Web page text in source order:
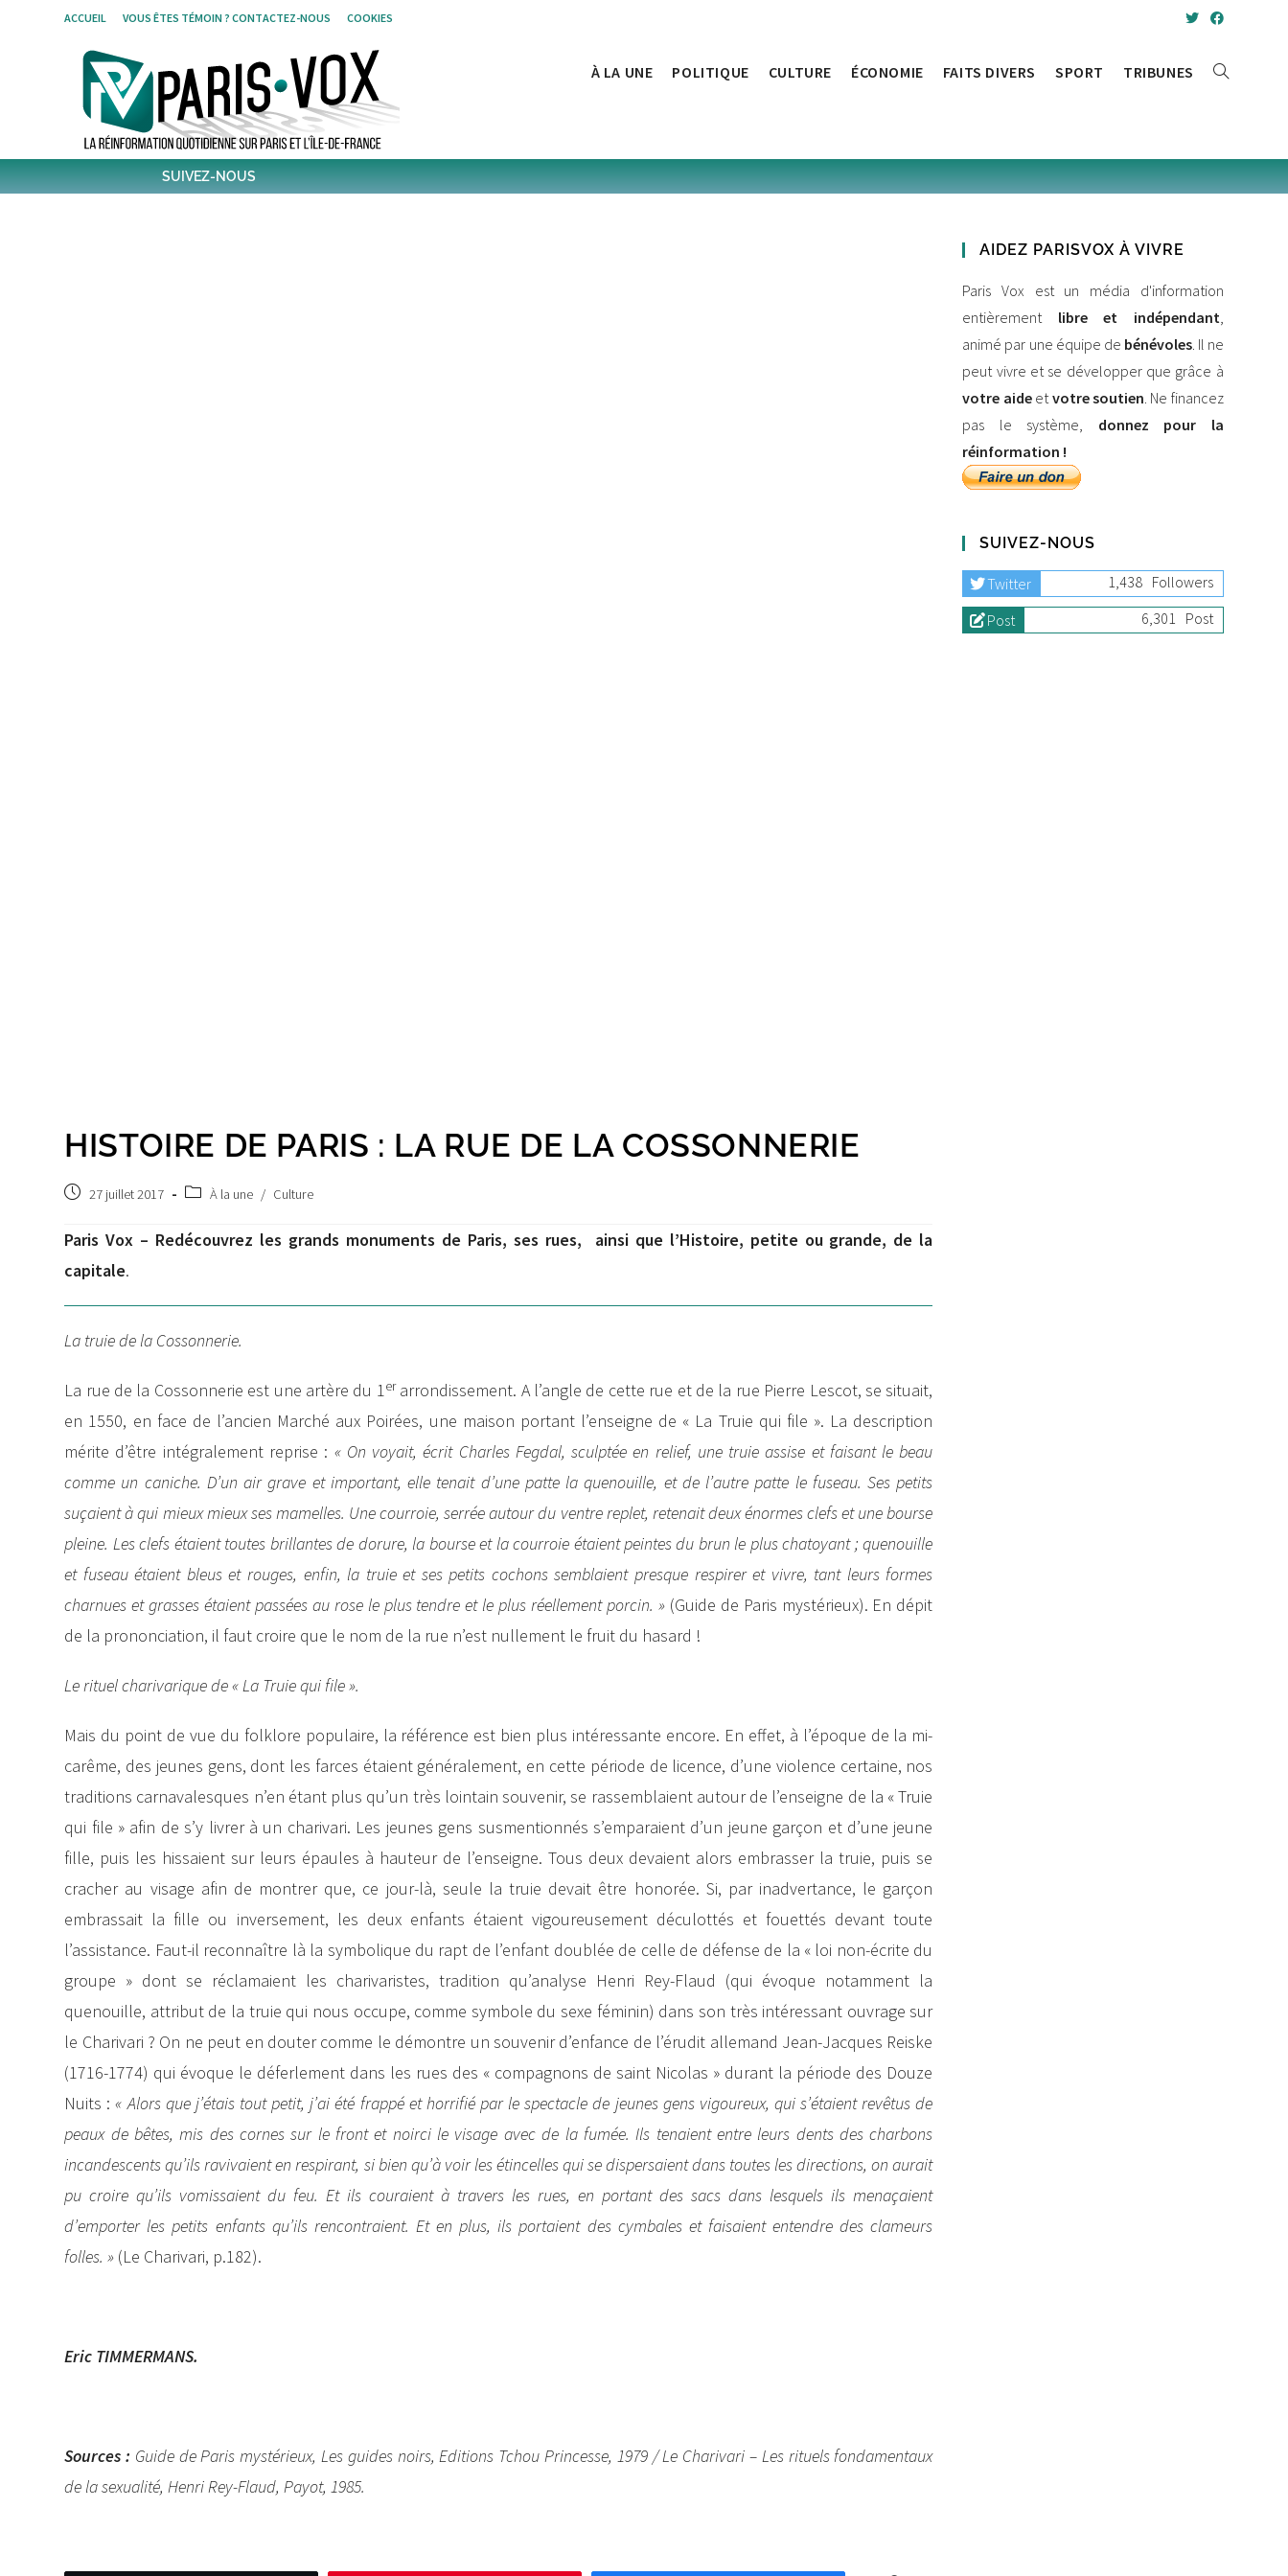
ACCUEIL VOUS ÊTES TÉMOIN ? CONTACTEZ-NOUS COOKIES
À LA UNE POLITIQUE CULTURE ÉCONOMIE FAITS DIVERS SPORT TRIBUNES
SUIVEZ-NOUS
HISTOIRE DE PARIS : LA RUE DE LA COSSONNERIE
Post27 juillet 2017
PostÀ la une / Culture
Paris Vox – Redécouvrez les grands monuments de Paris, ses rues, ainsi que l’Histoire, petite ou grande, de la
capitale.
La truie de la Cossonnerie.
La rue de la Cossonnerie est une artère du 1erarrondissement. A l’angle de cette rue et de la rue Pierre Lescot, se situait,
en 1550, en face de l’ancien Marché aux Poirées, une maison portant l’enseigne de « La Truie qui file ». La description
mérite d’être intégralement reprise : « On voyait, écrit Charles Fegdal, sculptée en relief, une truie assise et faisant le beau
comme un caniche. D’un air grave et important, elle tenait d’une patte la quenouille, et de l’autre patte le fuseau. Ses petits
suçaient à qui mieux mieux ses mamelles. Une courroie, serrée autour du ventre replet, retenait deux énormes clefs et une bourse
pleine. Les clefs étaient toutes brillantes de dorure, la bourse et la courroie étaient peintes du brun le plus chatoyant ; quenouille
et fuseau étaient bleus et rouges, enfin, la truie et ses petits cochons semblaient presque respirer et vivre, tant leurs formes
charnues et grasses étaient passées au rose le plus tendre et le plus réellement porcin. »(Guide de Paris mystérieux). En dépit
de la prononciation, il faut croire que le nom de la rue n’est nullement le fruit du hasard !
Le rituel charivarique de « La Truie qui file ».
Mais du point de vue du folklore populaire, la référence est bien plus intéressante encore. En effet, à l’époque de la mi-
carême, des jeunes gens, dont les farces étaient généralement, en cette période de licence, d’une violence certaine, nos
traditions carnavalesques n’en étant plus qu’un très lointain souvenir, se rassemblaient autour de l’enseigne de la « Truie
qui file » afin de s’y livrer à un charivari. Les jeunes gens susmentionnés s’emparaient d’un jeune garçon et d’une jeune
fille, puis les hissaient sur leurs épaules à hauteur de l’enseigne. Tous deux devaient alors embrasser la truie, puis se
cracher au visage afin de montrer que, ce jour-là, seule la truie devait être honorée. Si, par inadvertance, le garçon
embrassait la fille ou inversement, les deux enfants étaient vigoureusement déculottés et fouettés devant toute
l’assistance. Faut-il reconnaître là la symbolique du rapt de l’enfant doublée de celle de défense de la « loi non-écrite du
groupe » dont se réclamaient les charivaristes, tradition qu’analyse Henri Rey-Flaud (qui évoque notamment la
quenouille, attribut de la truie qui nous occupe, comme symbole du sexe féminin) dans son très intéressant ouvrage sur
le Charivari ? On ne peut en douter comme le démontre un souvenir d’enfance de l’érudit allemand Jean-Jacques Reiske
(1716-1774) qui évoque le déferlement dans les rues des « compagnons de saint Nicolas » durant la période des Douze
Nuits :« Alors que j’étais tout petit, j’ai été frappé et horrifié par le spectacle de jeunes gens vigoureux, qui s’étaient revêtus de
peaux de bêtes, mis des cornes sur le front et noirci le visage avec de la fumée. Ils tenaient entre leurs dents des charbons
incandescents qu’ils ravivaient en respirant, si bien qu’à voir les étincelles qui se dispersaient dans toutes les directions, on aurait
pu croire qu’ils vomissaient du feu. Et ils couraient à travers les rues, en portant des sacs dans lesquels ils menaçaient
d’emporter les petits enfants qu’ils rencontraient. Et en plus, ils portaient des cymbales et faisaient entendre des clameurs
folles. » (Le Charivari, p.182).
Eric TIMMERMANS.
Sources : Guide de Paris mystérieux, Les guides noirs, Editions Tchou Princesse, 1979 / Le Charivari – Les rituels fondamentaux
de la sexualité, Henri Rey-Flaud, Payot, 1985.
AIDEZ PARISVOX À VIVRE
Paris Vox est un média d'information
entièrement libre et indépendant,
animé par une équipe de bénévoles. Il ne
peut vivre et se développer que grâce à
votre aideetvotre soutien. Ne financez
pas le système, donnez pour la
réinformation !
SUIVEZ-NOUS
Twitter 1,438 Followers
Post
6,301 Post